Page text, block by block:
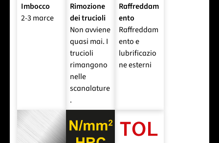
Imbocco
2-3 marce
Rimozione
dei trucioli
Non avviene
quasi mai. I
trucioli
rimangono
nelle
scanalature
.
Raffreddam
ento
Raffreddam
ento e
lubrificazio
ne esterni